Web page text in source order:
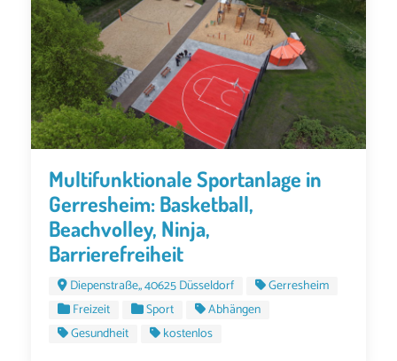
Multifunktionale Sportanlage in
Gerresheim: Basketball,
Beachvolley, Ninja,
Barrierefreiheit
Diepenstraße,, 40625 Düsseldorf
Gerresheim
Freizeit
Sport
Abhängen
Gesundheit
kostenlos